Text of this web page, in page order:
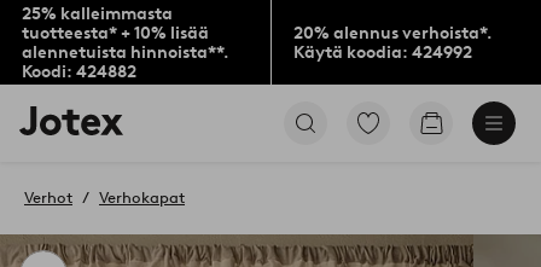
25% kalleimmasta
tuotteesta* + 10% lisää
alennetuista hinnoista**.
Koodi: 424882
20% alennus verhoista*.
Käytä koodia: 424992
Jotex-
logo
aloitussivulle
Siirry
Siirry
Verhot Verhokapat